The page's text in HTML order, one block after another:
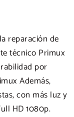
reparación de
técnico Primux
por
Además,
con más luz y
HD 1080p.